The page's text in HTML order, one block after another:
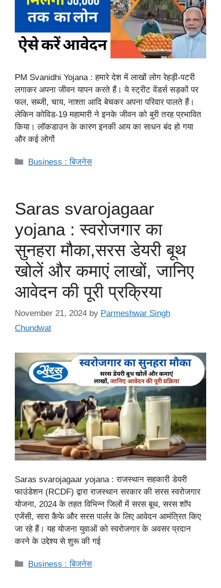
PM Svanidhi Yojana : हमारे देश में लाखों लोग रेहड़ी-पटरी
लगाकर अपना जीवन यापन करते हैं। ये स्ट्रीट वेंडर्स सड़कों पर
फल, सब्जी, चाय, नाश्ता आदि बेचकर अपना परिवार पालते हैं।
लेकिन कोविड-19 महामारी ने इनके जीवन को बुरी तरह प्रभावित
किया। लॉकडाउन के कारण इनकी आय का साधन बंद हो गया
और कई लोगों
Categories
Business : बिजनेस
Saras svarojagaar
yojana : स्वरोजगार का
सुनहरा मौका,सरस डेयरी बूथ
खोलें और कमाएं लाखों, जानिए
आवेदन की पूरी प्रक्रिया
November 21, 2024 by Parmeshwar Singh
Chundwat
Saras svarojagaar yojana : राजस्थान सहकारी डेयरी
फाउंडेशन (RCDF) द्वारा राजस्थान सरकार की सरस स्वरोजगार
योजना, 2024 के तहत विभिन्न जिलों में सरस बूथ, सरस शॉप
एजेंसी, सारा कैफे और सरस पार्लर के लिए आवेदन आमंत्रित किए
जा रहे हैं। यह योजना युवाओं को स्वरोजगार के अवसर प्रदान
करने के उद्देश्य से शुरू की गई
Categories
Business : बिजनेस